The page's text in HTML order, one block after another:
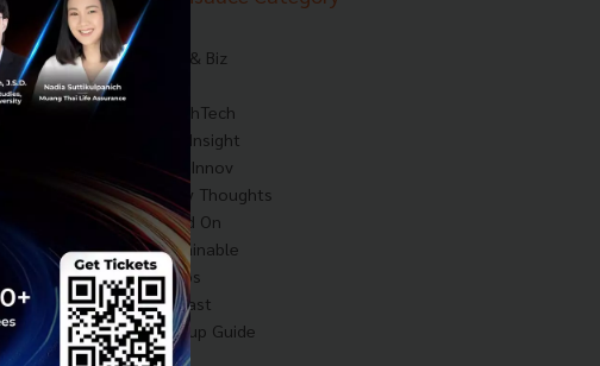
Tech & Biz
HealthTech
Exec Insight
Corp Innov
Saucy Thoughts
Based On
Sustainable
Videos
Podcast
Startup Guide